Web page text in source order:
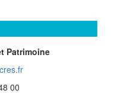
Patrimoine
00